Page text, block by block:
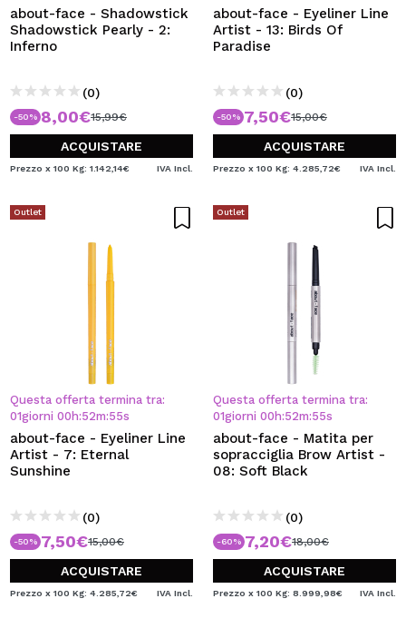
about-face - Shadowstick
Shadowstick Pearly - 2:
Inferno
(0)
-50% 8,00€15,99€
ACQUISTARE
Prezzo x 100 Kg: 1.142,14€ IVA Incl.
about-face - Eyeliner Line
Artist - 13: Birds Of
Paradise
(0)
-50% 7,50€15,00€
ACQUISTARE
Prezzo x 100 Kg: 4.285,72€ IVA Incl.
Outlet
Questa offerta termina tra:
01giorni 00 h:52m:54s
about-face - Eyeliner Line
Artist - 7: Eternal
Sunshine
(0)
-50% 7,50€15,00€
ACQUISTARE
Prezzo x 100 Kg: 4.285,72€ IVA Incl.
Outlet
Questa offerta termina tra:
01giorni 00 h:52m:54s
about-face - Matita per
sopracciglia Brow Artist -
08: Soft Black
(0)
-60% 7,20€18,00€
ACQUISTARE
Prezzo x 100 Kg: 8.999,98€ IVA Incl.